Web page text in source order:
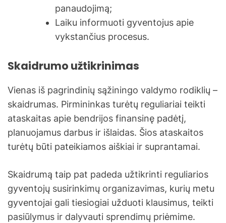
panaudojimą;
Laiku informuoti gyventojus apie
vykstančius procesus.
Skaidrumo užtikrinimas
Vienas iš pagrindinių sąžiningo valdymo rodiklių –
skaidrumas. Pirmininkas turėtų reguliariai teikti
ataskaitas apie bendrijos finansinę padėtį,
planuojamus darbus ir išlaidas. Šios ataskaitos
turėtų būti pateikiamos aiškiai ir suprantamai.
Skaidrumą taip pat padeda užtikrinti reguliarios
gyventojų susirinkimų organizavimas, kurių metu
gyventojai gali tiesiogiai užduoti klausimus, teikti
pasiūlymus ir dalyvauti sprendimų priėmime.